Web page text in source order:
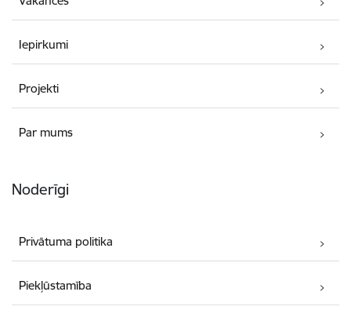
Iepirkumi
Projekti
Par mums
Noderīgi
Privātuma politika
Piekļūstamība